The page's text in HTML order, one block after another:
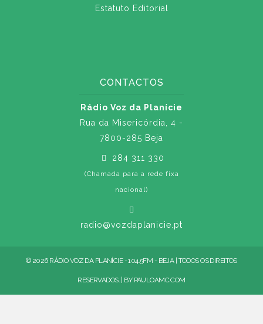
Estatuto Editorial
CONTACTOS
Rádio Voz da Planície
Rua da Misericórdia, 4 -
7800-285 Beja
284 311 330
(Chamada para a rede fixa
nacional)
radio@vozdaplanicie.pt
© 2026 RÁDIO VOZ DA PLANÍCIE - 104.5FM - BEJA | TODOS OS DIREITOS
RESERVADOS. | BY PAULOAMC.COM